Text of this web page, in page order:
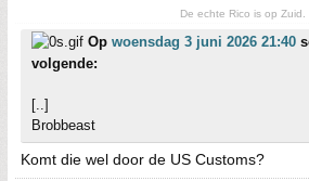
De echte Rico is op Zuid.
Op woensdag 3 juni 2026 21:40
volgende:
[..]
Brobbeast
Komt die wel door de US Customs?